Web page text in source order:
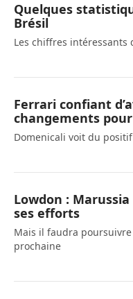
Quelques
Brésil
Les chiffres intéressants
Ferrari confiant
changements pour
Domenicali voit du positif
Lowdon :
ses efforts
Mais il faudra poursuivre
prochaine